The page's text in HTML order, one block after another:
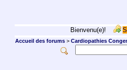
Bienvenu(e)!
Accueil des forums> Cardiopathies